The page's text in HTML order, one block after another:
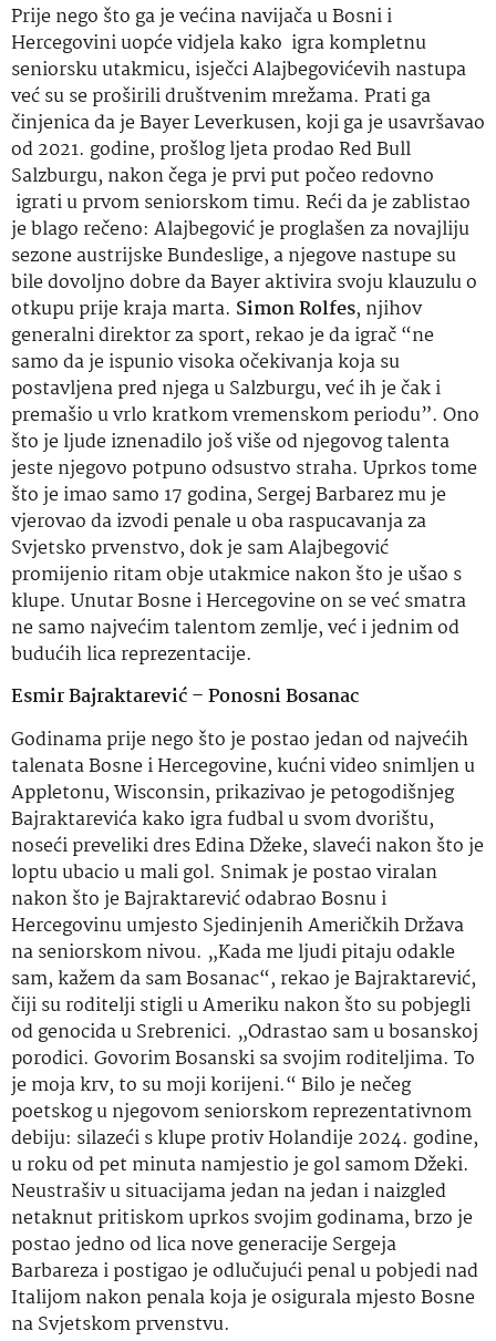
Prije nego što ga je većina navijača u Bosni i
Hercegovini uopće vidjela kako igra kompletnu
seniorsku utakmicu, isječci Alajbegovićevih nastupa
već su se proširili društvenim mrežama. Prati ga
činjenica da je Bayer Leverkusen, koji ga je usavršavao
od 2021. godine, prošlog ljeta prodao Red Bull
Salzburgu, nakon čega je prvi put počeo redovno
igrati u prvom seniorskom timu. Reći da je zablistao
je blago rečeno: Alajbegović je proglašen za novajliju
sezone austrijske Bundeslige, a njegove nastupe su
bile dovoljno dobre da Bayer aktivira svoju klauzulu o
otkupu prije kraja marta. Simon Rolfes, njihov
generalni direktor za sport, rekao je da igrač “ne
samo da je ispunio visoka očekivanja koja su
postavljena pred njega u Salzburgu, već ih je čak i
premašio u vrlo kratkom vremenskom periodu”. Ono
što je ljude iznenadilo još više od njegovog talenta
jeste njegovo potpuno odsustvo straha. Uprkos tome
što je imao samo 17 godina, Sergej Barbarez mu je
vjerovao da izvodi penale u oba raspucavanja za
Svjetsko prvenstvo, dok je sam Alajbegović
promijenio ritam obje utakmice nakon što je ušao s
klupe. Unutar Bosne i Hercegovine on se već smatra
ne samo najvećim talentom zemlje, već i jednim od
budućih lica reprezentacije.
Esmir Bajraktarević – Ponosni Bosanac
Godinama prije nego što je postao jedan od najvećih
talenata Bosne i Hercegovine, kućni video snimljen u
Appletonu, Wisconsin, prikazivao je petogodišnjeg
Bajraktarevića kako igra fudbal u svom dvorištu,
noseći preveliki dres Edina Džeke, slaveći nakon što je
loptu ubacio u mali gol. Snimak je postao viralan
nakon što je Bajraktarević odabrao Bosnu i
Hercegovinu umjesto Sjedinjenih Američkih Država
na seniorskom nivou. „Kada me ljudi pitaju odakle
sam, kažem da sam Bosanac“, rekao je Bajraktarević,
čiji su roditelji stigli u Ameriku nakon što su pobjegli
od genocida u Srebrenici. „Odrastao sam u bosanskoj
porodici. Govorim Bosanski sa svojim roditeljima. To
je moja krv, to su moji korijeni.“ Bilo je nečeg
poetskog u njegovom seniorskom reprezentativnom
debiju: silazeći s klupe protiv Holandije 2024. godine,
u roku od pet minuta namjestio je gol samom Džeki.
Neustrašiv u situacijama jedan na jedan i naizgled
netaknut pritiskom uprkos svojim godinama, brzo je
postao jedno od lica nove generacije Sergeja
Barbareza i postigao je odlučujući penal u pobjedi nad
Italijom nakon penala koja je osigurala mjesto Bosne
na Svjetskom prvenstvu.